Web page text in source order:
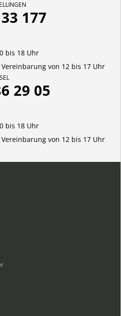
177
bis 18 Uhr
von 12 bis 17 Uhr
29 05
bis 18 Uhr
von 12 bis 17 Uhr